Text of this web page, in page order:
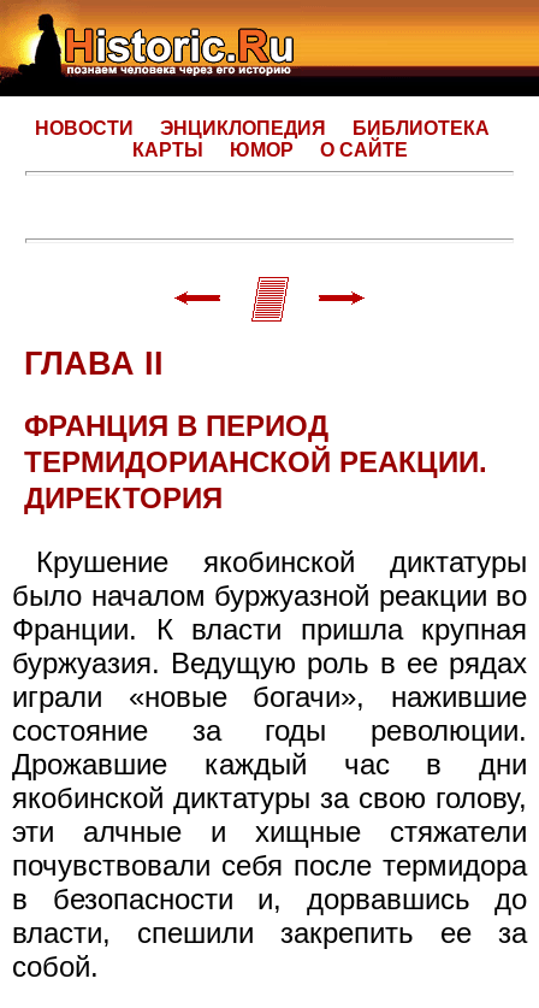
НОВОСТИ ЭНЦИКЛОПЕДИЯ
БИБЛИОТЕКА
КАРТЫ
ЮМОР О САЙТЕ
ГЛАВА II
ФРАНЦИЯ В ПЕРИОД
ТЕРМИДОРИАНСКОЙ РЕАКЦИИ.
ДИРЕКТОРИЯ
Крушение якобинской диктатуры
было началом буржуазной реакции во
Франции. К власти пришла крупная
буржуазия. Ведущую роль в ее рядах
играли «новые богачи», нажившие
состояние за годы революции.
Дрожавшие каждый час в дни
якобинской диктатуры за свою голову,
эти алчные и хищные стяжатели
почувствовали себя после термидора
в безопасности и, дорвавшись до
власти, спешили закрепить ее за
собой.